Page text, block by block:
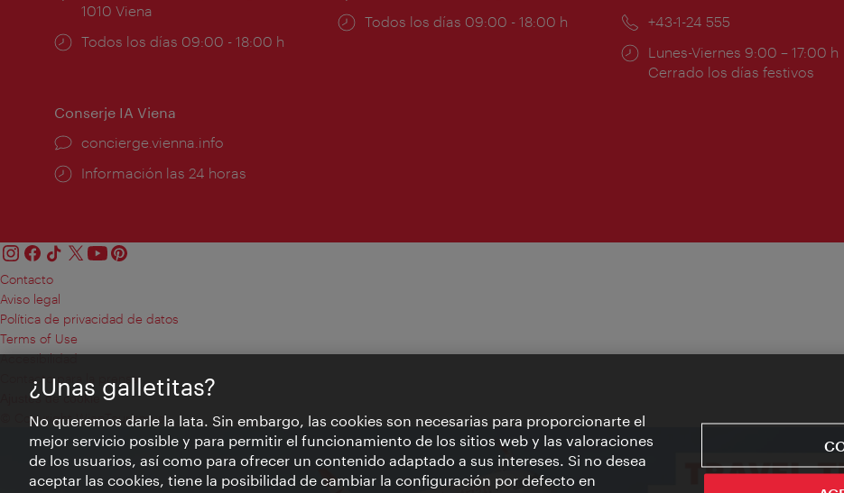
1010 Viena
Horarios
Todos los días 09:00 - 18:00 h
Horarios
Todos los días 09:00 - 18:00 h
Teléfono:
+43-1-24 555
Horarios
de
Lunes-Viernes 9:00 – 17:00 h
Cerrado los días festivos
Conserje IA Viena
concierge.vienna.info
Información las 24 horas
Contacto
Aviso legal
Política de privacidad de datos
Terms of Use
Accesibilidad
Contacto para la prensa
Ajustes de cookie
© Copyright WienTourismus
¿Unas galletitas?
No queremos darle la lata. Sin embargo, las cookies son necesarias para proporcionarte el
mejor servicio posible y para permitir el funcionamiento de los sitios web y las valoraciones
de los usuarios, así como para ofrecer un contenido adaptado a sus intereses. Si no desea
aceptar las cookies, tiene la posibilidad de cambiar la configuración por defecto en